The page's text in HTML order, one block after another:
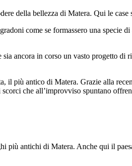
della bellezza di Matera. Qui le
come se formassero una
sia ancora in corso un vasto
il più antico di Matera. Grazie alla
che all’improvviso spuntano
più antichi di Matera. Anche qui il